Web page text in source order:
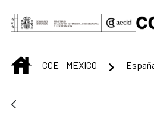
Saltar al contenido principal
INICIOCCE - MEXICO